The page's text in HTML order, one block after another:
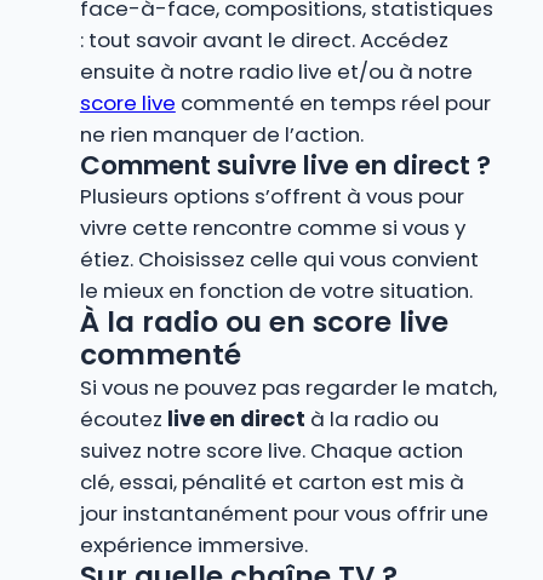
face-à-face, compositions, statistiques
: tout savoir avant le direct. Accédez
ensuite à notre radio live et/ou à notre
score live commenté en temps réel pour
ne rien manquer de l’action.
Comment suivre live en direct ?
Plusieurs options s’offrent à vous pour
vivre cette rencontre comme si vous y
étiez. Choisissez celle qui vous convient
le mieux en fonction de votre situation.
À la radio ou en score live
commenté
Si vous ne pouvez pas regarder le match,
écoutez live en direct à la radio ou
suivez notre score live. Chaque action
clé, essai, pénalité et carton est mis à
jour instantanément pour vous offrir une
expérience immersive.